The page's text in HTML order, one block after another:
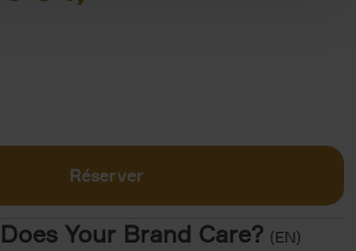
Réserver
Does Your Brand Care? (EN)